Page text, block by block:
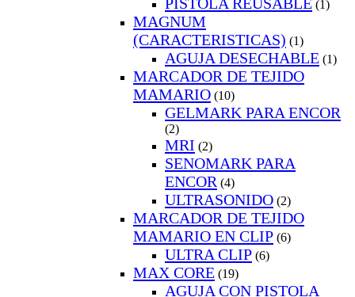
(1)
MAGNUM
(CARACTERISTICAS) (1)
AGUJA DESECHABLE (1)
MARCADOR DE TEJIDO
MAMARIO (10)
GELMARK PARA ENCOR
(2)
MRI (2)
SENOMARK PARA
ENCOR (4)
ULTRASONIDO (2)
MARCADOR DE TEJIDO
MAMARIO EN CLIP (6)
ULTRA CLIP (6)
MAX CORE (19)
AGUJA CON PISTOLA